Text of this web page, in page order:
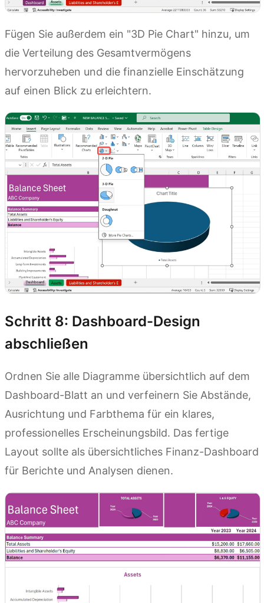
Fügen Sie außerdem ein "3D Pie Chart" hinzu, um
die Verteilung des Gesamtvermögens
hervorzuheben und die finanzielle Einschätzung
auf einen Blick zu erleichtern.
Schritt 8: Dashboard-Design
abschließen
Ordnen Sie alle Diagramme übersichtlich auf dem
Dashboard-Blatt an und verfeinern Sie Abstände,
Ausrichtung und Farbthema für ein klares,
professionelles Erscheinungsbild. Das fertige
Layout sollte als übersichtliches Finanz-Dashboard
für Berichte und Analysen dienen.